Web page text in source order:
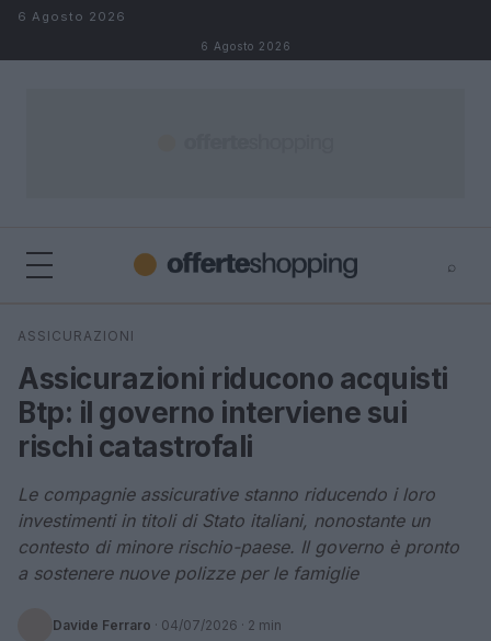
Salta al contenuto
6 Agosto 2026
6 Agosto 2026
⌕
Cerca
ASSICURAZIONI
Assicurazioni riducono acquisti
Btp: il governo interviene sui
rischi catastrofali
Le compagnie assicurative stanno riducendo i loro
investimenti in titoli di Stato italiani, nonostante un
contesto di minore rischio-paese. Il governo è pronto
a sostenere nuove polizze per le famiglie
Davide Ferraro · 04/07/2026 · 2 min